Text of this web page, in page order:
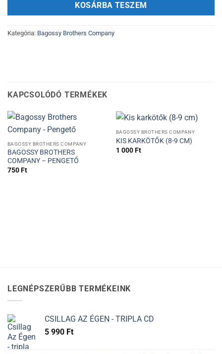
KOSÁRBA TESZEM
Kategória: Bagossy Brothers Company
KAPCSOLÓDÓ TERMÉKEK
BAGOSSY BROTHERS COMPANY
BAGOSSY BROTHERS
COMPANY – PENGETŐ
750Ft
BAGOSSY BROTHERS COMPANY
KIS KARKÖTŐK (8-9 CM)
1 000Ft
LEGNÉPSZERŰBB TERMÉKEINK
CSILLAG AZ ÉGEN - TRIPLA CD
5 990 Ft